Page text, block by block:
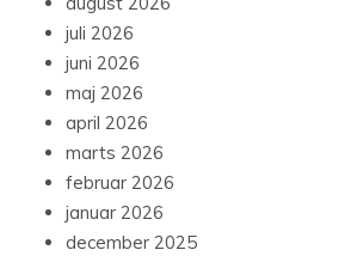
juli 2026
juni 2026
maj 2026
april 2026
marts 2026
februar 2026
januar 2026
december 2025